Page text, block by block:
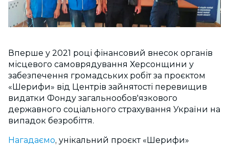
Вперше у 2021 році фінансовий внесок органів
місцевого самоврядування Херсонщини у
забезпечення громадських робіт за проєктом
«Шерифи» від Центрів зайнятості перевищив
видатки Фонду загальнообов'язкового
державного соціального страхування України на
випадок безробіття.
Нагадаємо, унікальний проєкт «Шерифи»